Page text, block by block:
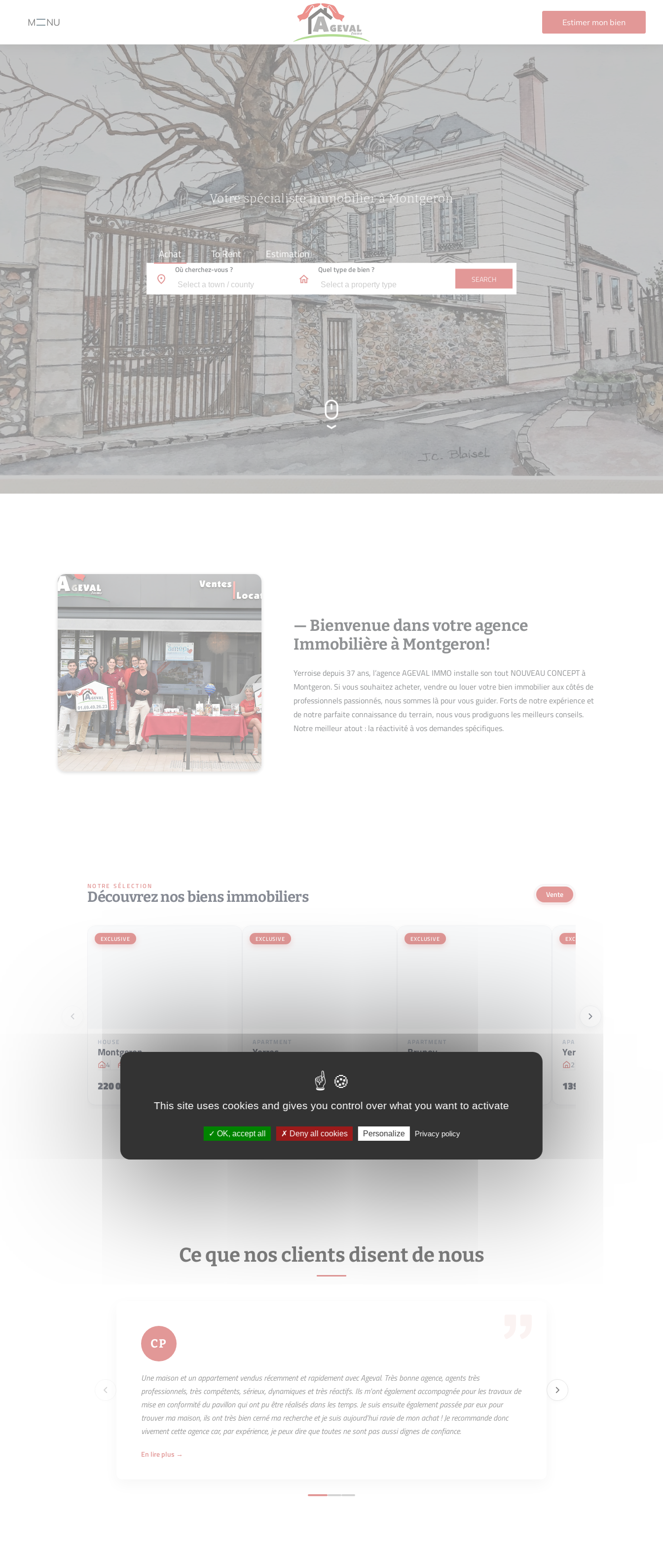
M
Menu
NU Estimer mon bien
Votre spécialiste immobilier à Montgeron
Achat To Rent Estimation
Où cherchez-vous ? Quel type de bien ?
— Bienvenue dans votre agence
Immobilière à Montgeron!
Yerroise depuis 37 ans, l’agence AGEVAL IMMO installe son tout NOUVEAU CONCEPT à
Montgeron. Si vous souhaitez acheter, vendre ou louer votre bien immobilier aux côtés de
professionnels passionnés, nous sommes là pour vous guider. Forts de notre expérience et
de notre parfaite connaissance du terrain, nous vous prodiguons les meilleurs conseils.
Notre meilleur atout : la réactivité à vos demandes spécifiques.
NOTRE SÉLECTION
Découvrez nos biens immobiliers Vente
EXCLUSIVE
HOUSE
Montgeron
4
220 000 €
EXCLUSIVE
APARTMENT
Yerres
EXCLUSIVE
APARTMENT
Brunoy
EXCLUSIVE
APARTMENT
Yerres
2
139 000 €
Ce que nos clients disent de nous
CP
Une maison et un appartement vendus récemment et rapidement avec Ageval. Très bonne agence, agents très
professionnels, très compétents, sérieux, dynamiques et très réactifs. Ils m'ont également accompagnée pour les travaux de
mise en conformité du pavillon qui ont pu être réalisés dans les temps. Je suis ensuite également passée par eux pour
trouver ma maison, ils ont très bien cerné ma recherche et je suis aujourd'hui ravie de mon achat ! Je recommande donc
vivement cette agence car, par expérience, je peux dire que toutes ne sont pas aussi dignes de confiance.
En lire plus →
This site uses cookies and gives you control over what you want to activate
OK, accept all Deny all cookies Personalize Privacy policy